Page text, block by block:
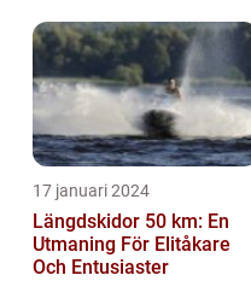
17 januari 2024
Längdskidor 50 km: En
Utmaning För Elitåkare
Och Entusiaster